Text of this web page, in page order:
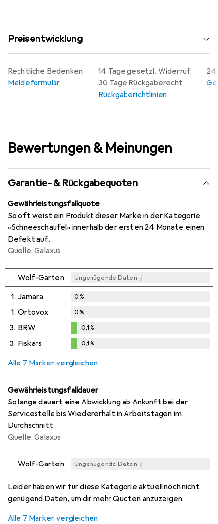
Preisentwicklung
14 Tage gesetzl. Widerruf
30 Tage Rückgaberecht
Rückgaberichtlinien
24
Rechtliche Bedenken
Meldeformular
Bewertungen & Meinungen
Garantie- & Rückgabequoten
Gewährleistungsfallquote
So oft weist ein Produkt dieser Marke in der Kategorie
«Schneeschaufel» innerhalb der ersten 24 Monate einen
Defekt auf.
Quelle: Galaxus
Wolf-Garten Ungenügende Daten i
1. Jamara 0%
1. Ortovox 0%
3. BRW
%
0,1%
3. Fiskars 0,1%
Alle 7 Marken vergleichen
Gewährleistungsfalldauer
So lange dauert eine Abwicklung ab Ankunft bei der
Servicestelle bis Wiedererhalt in Arbeitstagen im
Durchschnitt.
Quelle: Galaxus
Wolf-Garten Ungenügende Daten i
Leider haben wir für diese Kategorie aktuell noch nicht
genügend Daten, um dir mehr Quoten anzuzeigen.
Alle 7 Marken vergleichen